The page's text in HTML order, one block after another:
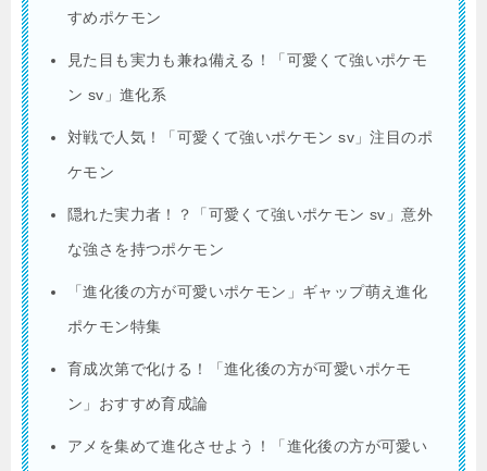
すめポケモン
見た目も実力も兼ね備える！「可愛くて強いポケモ
ン sv」進化系
対戦で人気！「可愛くて強いポケモン sv」注目のポ
ケモン
隠れた実力者！？「可愛くて強いポケモン sv」意外
な強さを持つポケモン
「進化後の方が可愛いポケモン」ギャップ萌え進化
ポケモン特集
育成次第で化ける！「進化後の方が可愛いポケモ
ン」おすすめ育成論
アメを集めて進化させよう！「進化後の方が可愛い